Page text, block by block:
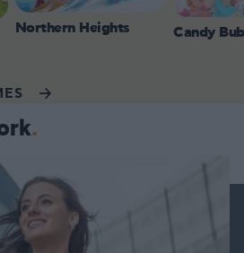
Northern Heights Candy